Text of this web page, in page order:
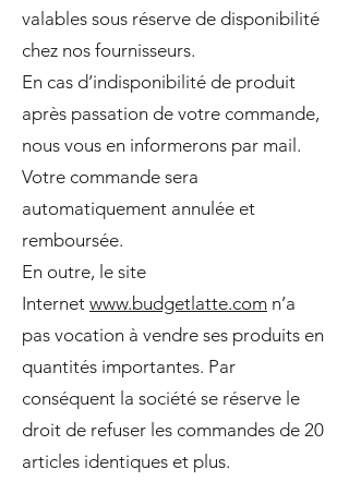
valables sous réserve de disponibilité
chez nos fournisseurs.
En cas d’indisponibilité de produit
après passation de votre commande,
nous vous en informerons par mail.
Votre commande sera
automatiquement annulée et
remboursée.
En outre, le site
Internet www.budgetlatte.com n’a
pas vocation à vendre ses produits en
quantités importantes. Par
conséquent la société se réserve le
droit de refuser les commandes de 20
articles identiques et plus.